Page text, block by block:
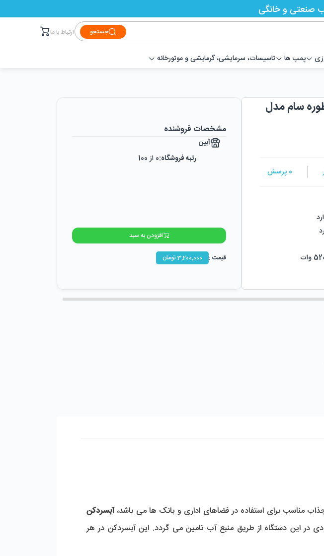
جستجو ارتباط با ما
پمپ ها تاسیسات، سرمایشی، گرمایشی و موتورخانه
آب صنعتی و خانگی
3 منظوره سام مدل
0 پرسش
وات
مشخصات فروشنده
آبین
رتبه فروشگاه:0 از 100
افزودن به سبد
قیمت : 3,200,000تومان
آبسردکن
در این دستگاه از طریق منبع آب تامین می گردد. این آبسردکن در هر